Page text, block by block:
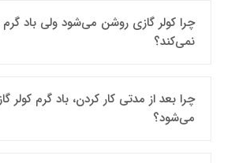
چرا کولر گازی روشن می‌شود ولی باد گرم
نمی‌کند؟
چرا بعد از مدتی کار کردن، باد گرم کولر
می‌شود؟